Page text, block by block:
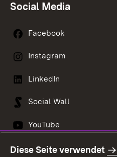
Social Media
Facebook
Instagram
LinkedIn
Social Wall
YouTube
Diese Seite verwendet